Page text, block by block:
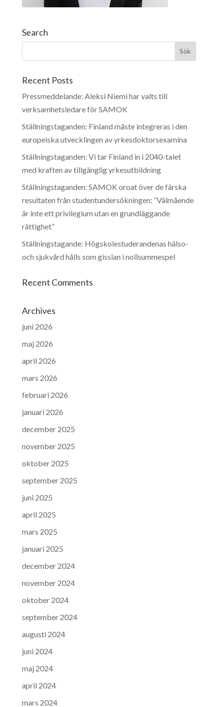
Search
Recent Posts
Pressmeddelande: Aleksi Niemi har valts till
verksamhetsledare för SAMOK
Ställningstaganden: Finland måste integreras i den
europeiska utvecklingen av yrkesdoktorsexamina
Ställningstaganden: Vi tar Finland in i 2040-talet
med kraften av tillgänglig yrkesutbildning
Ställningstaganden: SAMOK oroat över de färska
resultaten från studentundersökningen: ”Välmående
är inte ett privilegium utan en grundläggande
rättighet”
Ställningstagande: Högskolestuderandenas hälso-
och sjukvård hålls som gisslan i nollsummespel
Recent Comments
Archives
juni 2026
maj 2026
april 2026
mars 2026
februari 2026
januari 2026
december 2025
november 2025
oktober 2025
september 2025
juni 2025
april 2025
mars 2025
januari 2025
december 2024
november 2024
oktober 2024
september 2024
augusti 2024
juni 2024
maj 2024
april 2024
mars 2024